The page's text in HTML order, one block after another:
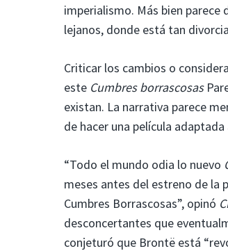
imperialismo. Más bien parece
lejanos, donde está tan
Criticar los cambios o
este Cumbres borrascosas
existan. La narrativa parece
de hacer una película
“Todo el mundo odia lo nuevo
meses antes del estreno de la
Cumbres Borrascosas”, opinó
desconcertantes que
conjeturó que Brontë está